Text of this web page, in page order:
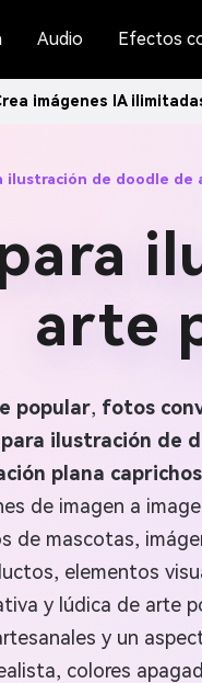
Audio Efectos
imágenes IA
ilustración de doodle de
arte
popular, fotos
ilustración de
plana
de imagen a
de mascotas,
elementos
y lúdica de arte
y un
colores